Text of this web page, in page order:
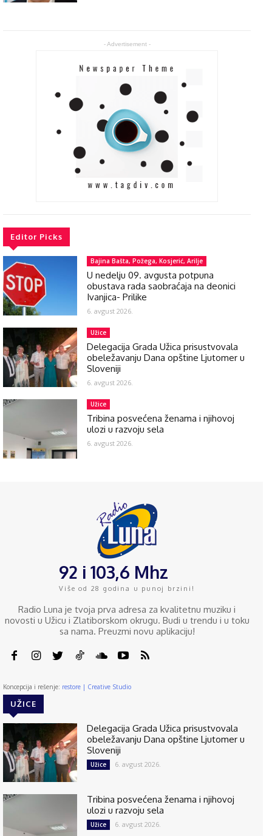
- Advertisement -
Editor Picks
Bajina Bašta, Požega, Kosjerić, Arilje
U nedelju 09. avgusta potpuna
obustava rada saobraćaja na deonici
Ivanjica- Prilike
6. avgust 2026.
Užice
Delegacija Grada Užica prisustvovala
obeležavanju Dana opštine Ljutomer u
Sloveniji
6. avgust 2026.
Užice
Tribina posvećena ženama i njihovoj
ulozi u razvoju sela
6. avgust 2026.
92 i 103,6 Mhz
Više od 28 godina u punoj brzini!
Radio Luna je tvoja prva adresa za kvalitetnu muziku i
novosti u Užicu i Zlatiborskom okrugu. Budi u trendu i u toku
sa nama. Preuzmi novu aplikaciju!
Koncepcija i rešenje: restore | Creative Studio
UŽICE
Delegacija Grada Užica prisustvovala
obeležavanju Dana opštine Ljutomer u
Sloveniji
Užice 6. avgust 2026.
Tribina posvećena ženama i njihovoj
ulozi u razvoju sela
Užice 6. avgust 2026.